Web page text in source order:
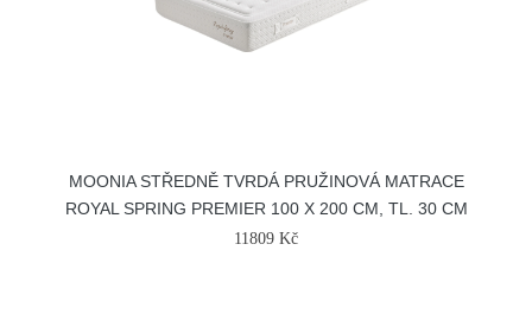
MOONIA STŘEDNĚ TVRDÁ PRUŽINOVÁ MATRACE
ROYAL SPRING PREMIER 100 X 200 CM, TL. 30 CM
11809 Kč